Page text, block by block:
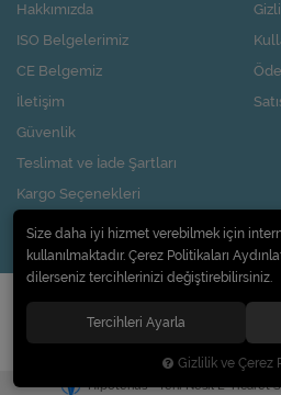
Hakkımızda
ISO Belgelerimiz
CE Belgemiz
İletişim
Güvenlik
Teslimat ve İade Şartları
Kargo Seçenekleri
Nasıl Kupon Kazanırım?
© 2020Pi Design İç ve Dış Ticaret
Hipotenüs Yeni Nesil E-Ticaret
Size daha iyi hizmet verebilmek için
kullanılmaktadır. Çerez Politikaları
dilerseniz tercihlerinizi değiştirebilirsiniz.
Tercihleri Ayarla
Gizlilik ve Çerez